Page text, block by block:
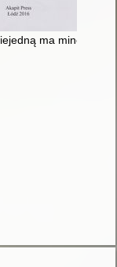
ma minę. T. 1